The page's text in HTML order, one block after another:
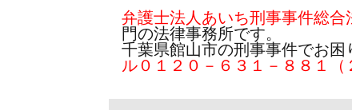
弁護士法人あいち刑事事件総合
門の法律事務所です。
千葉県館山市の刑事事件でお困
ル０１２０－６３１－８８１（